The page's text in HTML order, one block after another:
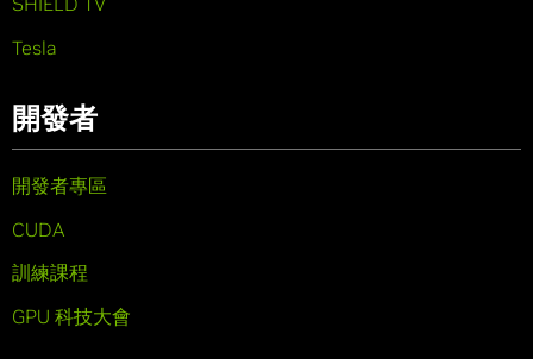
Tesla
開發者
開發者專區
CUDA
訓練課程
GPU 科技大會